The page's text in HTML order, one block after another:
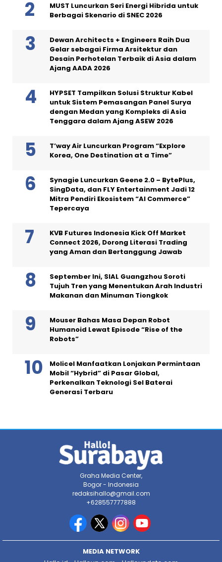
MUST Luncurkan Seri Energi Hibrida untuk
Berbagai Skenario di SNEC 2026
Dewan Architects + Engineers Raih Dua
Gelar sebagai Firma Arsitektur dan
Desain Perhotelan Terbaik di Asia dalam
Ajang AADA 2026
HYPSET Tampilkan Solusi Struktur Kabel
untuk Sistem Pemasangan Panel Surya
dengan Medan yang Kompleks di Asia
Tenggara dalam Ajang ASEW 2026
T’way Air Luncurkan Program “Explore
Korea, One Destination at a Time”
Synagie Luncurkan Geene 2.0 – BytePlus,
SingData, dan FLY Entertainment Jadi 12
Mitra Pendiri Ekosistem “AI Commerce”
Tepercaya
KVB Futures Indonesia Kick Off Market
Connect 2026, Dorong Literasi Trading
yang Aman dan Bertanggung Jawab
September Ini, SIAL Guangzhou Soroti
Tujuh Tren yang Menentukan Arah Industri
Makanan dan Minuman Tiongkok
Mouser Bahas Masa Depan Robot
Humanoid Lewat Episode “Rise of the
Robots”
Molicel Manfaatkan Lonjakan Permintaan
Mobil “Hybrid” di Pasar Global,
Perkenalkan Teknologi Sel Baterai
Generasi Terbaru
Graha Media Center,
Bogor - Indonesia
redaksihallo@gmail.com
+628557777888
MEDIA NETWORK